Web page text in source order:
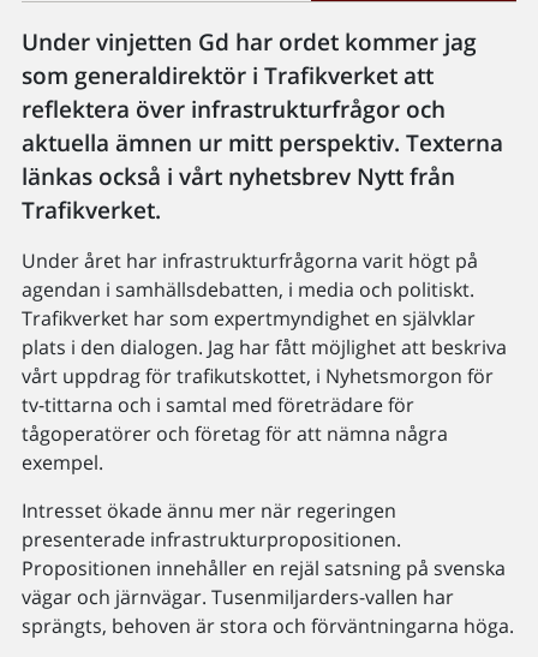
Under vinjetten Gd har ordet kommer jag
som generaldirektör i Trafikverket att
reflektera över infrastrukturfrågor och
aktuella ämnen ur mitt perspektiv. Texterna
länkas också i vårt nyhetsbrev Nytt från
Trafikverket.
Under året har infrastrukturfrågorna varit högt på
agendan i samhällsdebatten, i media och politiskt.
Trafikverket har som expertmyndighet en självklar
plats i den dialogen. Jag har fått möjlighet att beskriva
vårt uppdrag för trafikutskottet, i Nyhetsmorgon för
tv-tittarna och i samtal med företrädare för
tågoperatörer och företag för att nämna några
exempel.
Intresset ökade ännu mer när regeringen
presenterade infrastrukturpropositionen.
Propositionen innehåller en rejäl satsning på svenska
vägar och järnvägar. Tusenmiljarders-vallen har
sprängts, behoven är stora och förväntningarna höga.